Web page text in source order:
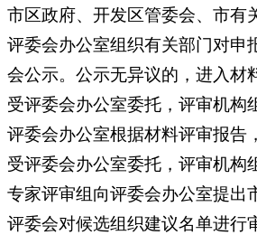
市区政府、开发区管委会、市有
评委会办公室组织有关部门对申
会公示。公示无异议的，进入材
受评委会办公室委托，评审机构
评委会办公室根据材料评审报告
受评委会办公室委托，评审机构
专家评审组向评委会办公室提出
评委会对候选组织建议名单进行